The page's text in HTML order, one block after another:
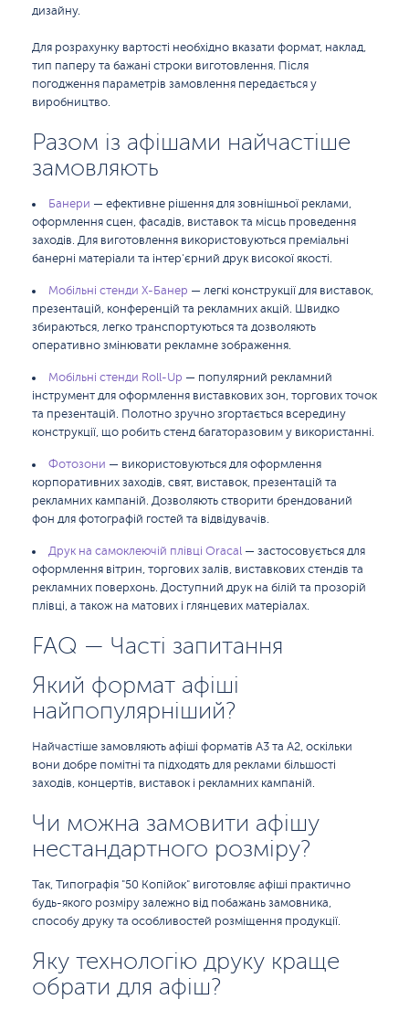
дизайну.
Для розрахунку вартості необхідно вказати формат, наклад,
тип паперу та бажані строки виготовлення. Після
погодження параметрів замовлення передається у
виробництво.
Разом із афішами найчастіше
замовляють
Банери — ефективне рішення для зовнішньої реклами,
оформлення сцен, фасадів, виставок та місць проведення
заходів. Для виготовлення використовуються преміальні
банерні матеріали та інтер'єрний друк високої якості.
Мобільні стенди X-Банер — легкі конструкції для виставок,
презентацій, конференцій та рекламних акцій. Швидко
збираються, легко транспортуються та дозволяють
оперативно змінювати рекламне зображення.
Мобільні стенди Roll-Up — популярний рекламний
інструмент для оформлення виставкових зон, торгових точок
та презентацій. Полотно зручно згортається всередину
конструкції, що робить стенд багаторазовим у використанні.
Фотозони — використовуються для оформлення
корпоративних заходів, свят, виставок, презентацій та
рекламних кампаній. Дозволяють створити брендований
фон для фотографій гостей та відвідувачів.
Друк на самоклеючій плівці Oracal — застосовується для
оформлення вітрин, торгових залів, виставкових стендів та
рекламних поверхонь. Доступний друк на білій та прозорій
плівці, а також на матових і глянцевих матеріалах.
FAQ — Часті запитання
Який формат афіші
найпопулярніший?
Найчастіше замовляють афіші форматів А3 та А2, оскільки
вони добре помітні та підходять для реклами більшості
заходів, концертів, виставок і рекламних кампаній.
Чи можна замовити афішу
нестандартного розміру?
Так, Типографія "50 Копійок" виготовляє афіші практично
будь-якого розміру залежно від побажань замовника,
способу друку та особливостей розміщення продукції.
Яку технологію друку краще
обрати для афіш?